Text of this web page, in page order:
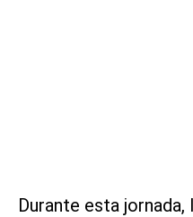
Durante esta jornada,